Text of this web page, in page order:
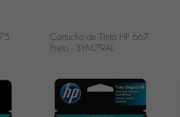
Cartucho de Tinta HP 667
Preto - 3YM79AL